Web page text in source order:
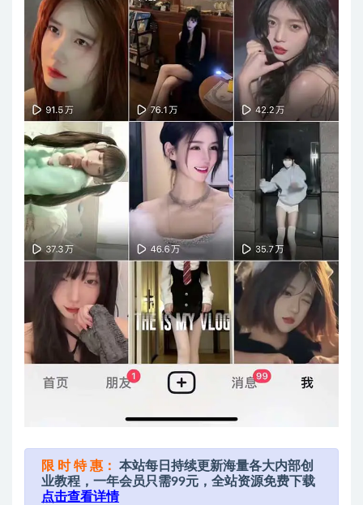
限 时 特 惠：
本站每日持续更新海量各大内部创
业教程，一年会员只需99元，全站资源免费下载
点击查看详情